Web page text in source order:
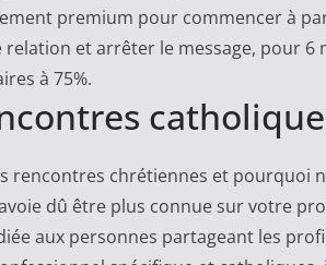
premium pour commencer à
relation et arrêter le message, pour
à 75%.
rencontres chrétiennes et pourquoi
dû être plus connue sur votre
aux personnes partageant les